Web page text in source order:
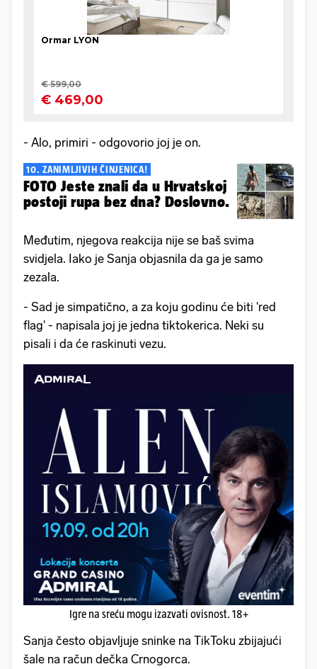
- Alo, primiri - odgovorio joj je on.
10. ZANIMLJIVIH ČINJENICA!
FOTO Jeste znali da u Hrvatskoj
postoji rupa bez dna? Doslovno.
Međutim, njegova reakcija nije se baš svima
svidjela. Iako je Sanja objasnila da ga je samo
zezala.
- Sad je simpatično, a za koju godinu će biti 'red
flag' - napisala joj je jedna tiktokerica. Neki su
pisali i da će raskinuti vezu.
Igre na sreću mogu izazvati ovisnost. 18+
Sanja često objavljuje sninke na TikToku zbijajući
šale na račun dečka Crnogorca.